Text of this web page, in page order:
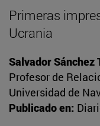
Primeras
Ucrania
Salvador Sánchez
Profesor de
Universidad de
Publicado en: